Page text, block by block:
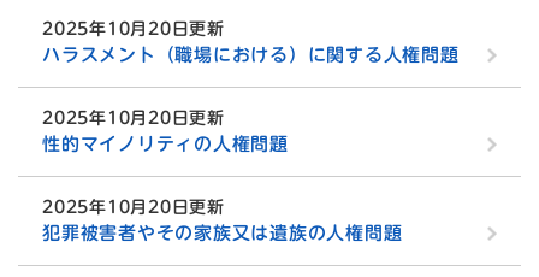
2025年10月20日更新
ハラスメント（職場における）に関する人権問題
2025年10月20日更新
性的マイノリティの人権問題
2025年10月20日更新
犯罪被害者やその家族又は遺族の人権問題